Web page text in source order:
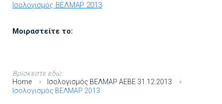
Ισολογισμός ΒΕΛΜΑΡ 2013
Μοιραστείτε το:
Βρίσκεστε εδώ:
Home
Ισολογισμός ΒΕΛΜΑΡ ΑΕΒΕ 31.12.2013
Ισολογισμός ΒΕΛΜΑΡ 2013